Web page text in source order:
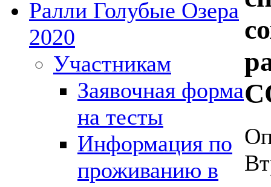
Ралли Голубые Озера
2020
Участникам
Заявочная форма
на тесты
Информация по
проживанию в